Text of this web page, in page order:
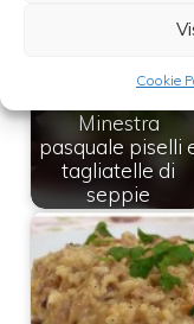
Cookie
Leggi
Minestra
pasquale piselli
tagliatelle di
seppie